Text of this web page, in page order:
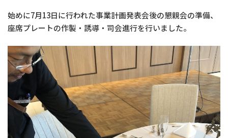
始めに7月13日に行われた事業計画発表会後の懇親会の準備、
座席プレートの作製・誘導・司会進行を行いました。